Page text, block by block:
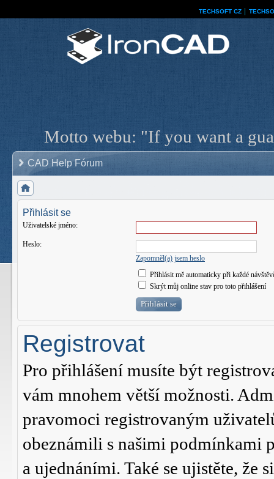
TECHSOFT CZ
Motto webu: "If you want a
CAD Help Fórum
Přihlásit se
Uživatelské jméno:
Heslo:
Zapomněl(a) jsem heslo
Přihlásit mě automaticky při každé
Skrýt můj online stav pro toto přihlášení
Registrovat
Pro přihlášení musíte být
vám mnohem větší možnosti.
pravomoci registrovaným
obeznámili s našimi podmínkami
a ujednáními. Také se ujistěte, že